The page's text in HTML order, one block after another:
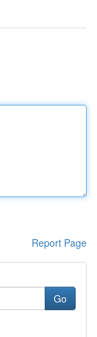
Report Page
Go